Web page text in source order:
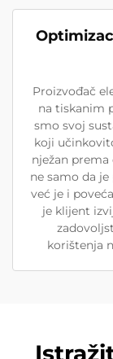
Proizvođač
na tiskanim
smo svoj
koji
nježan
ne samo da
već je i
je klijent
korištenja